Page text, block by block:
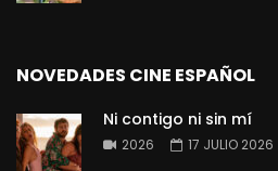
NOVEDADES CINE ESPAÑOL
Ni contigo ni sin mí
2026 17 JULIO 2026